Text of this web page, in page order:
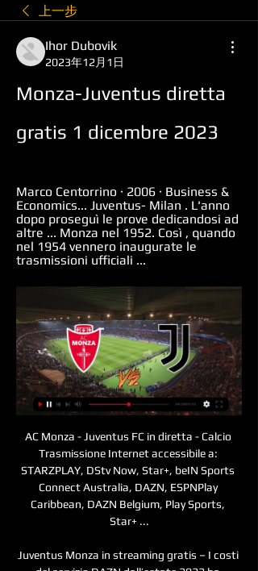
上一步
Ihor Dubovik
2023年12月1日
Monza-Juventus diretta
gratis 1 dicembre 2023
Marco Centorrino · 2006 · ‎Business &
Economics... Juventus- Milan . L'anno
dopo proseguì le prove dedicandosi ad
altre ... Monza nel 1952. Così , quando
nel 1954 vennero inaugurate le
trasmissioni ufficiali ...
AC Monza - Juventus FC in diretta - Calcio Trasmissione Internet accessibile a: STARZPLAY, DStv Now, Star+, beIN Sports Connect Australia, DAZN, ESPNPlay Caribbean, DAZN Belgium, Play Sports, Star+ ...

Juventus Monza in streaming gratis – I costi del servizio DAZN dall’estate 2022 ha introdotto 2 piani di abbonamento, STANDARD e PLUS con caratteristiche e possibilità differenti di fruizione dei contenuti sulla piattaforma DAZN (CLICCA QUI PER ABBONARTI). Inoltre, la piattaforma ha aggiunto il nuovo piano START a partire da gennaio 2023 e modificato i prezzi del listino: Chi usufruirà del piano STANDARD (dal 2 gennaio 2023 al costo di 29, 99 euro al mese con vincolo per 12 mesi; e al costo di 39, 99 euro al mese con pagamento mensile) potrà registrare fino a sei dispositivi e visualizzare contenuti in contemporanea su due device solo se entrambi connessi alla stessa rete internet della propria abitazione. Con il piano PLUS (dal 2 gennaio 2023 al costo di 44, 99 euro al mese con vincolo per 12 mesi; e al costo di 54, 99 euro al mese con pagamento mensile) invece si potrà registrare fino a sette dispositivi e vedere i contenuti in contemporanea su due device anche attraverso due reti internet differenti. 

Juventus Monza in streaming gratis? Come seguire la partita su DAZN La partita Juventus-Monza non sarà disponibile gratuitamente in Italia, come le altre del campionato di Serie A. La gara sarà trasmessa in diretta streaming da DAZN, il primo servizio di streaming live e on demand interamente dedicato allo sport (CLICCA QUI PER ABBONARTI). Juventus Monza in streaming gratis? Su DAZN anche Serie A e il grande calcio internazionale Abbonarsi a DAZN per un mese per seguire la partita Juventus-Monza (CLICCA QUI) è conveniente considerando che nel costo non è compresa solo la singola gara ma un intero mese di visione sulla piattaforma. Oltre a Juventus-Monza, sottoscrivendo l’abbonamento a DAZN, sarà possibile seguire anche tutta la Serie A TIM per un totale di 10 partite a giornata (7 in esclusiva e 3 in co-esclusiva). 

Dove vedere Juventus-MonzaLa sfida tra Juventus e Monza si gioca oggi, domenica 29 gennaio, alle 15 e sarà in diretta sulla app di DAZN e su ZONA DAZN, disponibile al canale 214 del telecomando Sky JUVE-MONZA LIVE I numeri di Juventus e Monza Dopo il successo per 1-0 nel match d’andata dello scorso 18 settembre contro i bianconeri, il Monza potrebbe diventare solo la seconda squadra nella storia della Serie A a vincere entrambe le sue prime due sfide contro la Juventus nel massimo campionato, dopo l’Inter nel 1930. La Juventus ha vinto cinque delle ultime sei partite contro squadre neopromosse in Serie A, perdendo solo contro il Monza nel periodo. 

Monza Juve streaming LIVE e diretta TV: dove vedere il match di Serie A valida per l’anticipa della 14esima giornata di campionato. La Juventus affronta, in trasferta, il Monza il 1° dicembre alle ore 20:45. Entrambe le squadre arrivano da un 1-1: contro l’Inter, in casa, i bianconeri (rete di Vlahovic), contro il Cagliari, in trasferta, i brianzoli (primo gol con la maglia del Monza per Maric). DOVE VEDERE MONZA-JUVE IN DIRETTA Monza-Juve sarà trasmessa in diretta streaming esclusiva su DAZN. La gara darà il via alla 14a giornata del campionato di Serie A. Al momento la Juventus è seconda, con 30 punti, il Monza nono, con 18 punti. 

Dove vedere Monza-Juventus, streaming gratis e diretta tv 2 giorni fa — Presentazione e come seguire in diretta tv e streaming Monza-Juventus.

Calcio: Juventus Risultati in diretta, Calendario, Risultati Monza. Juventus. 01.12. 11:45. Juventus. Napoli. 08.12. 11:45. Genoa. Juventus Juventus. Diretta.it Centro Live (disponibile per i campionati maggiori) ...

Monza-Juventus dove vederla: Sky o DAZN? Canale tv 12 ore fa — Monza-Juve apre la quattordicesima giornata di Serie A: le formazioni e dove vederla in tv e streaming.

Monza-Juventus streaming gratis: dove vedere la Serie A in Monza e Juventus si sfidano nella settima giornata di Serie A: info partita, diretta tv, streaming gratis e probabili formazioni.

A queste si aggiungono tutta la UEFA Europa League e i migliori match della UEFA Conference League, Serie B, LaLiga Santander, Copa Libertadores, Copa Sudamericana, FA Cup, Carabao Cup, MLS, oltre alla UEFA Women’s Champions League, e i contenuti di Inter TV, Milan TV e Juventus TV. [cfDaznWidgetSerieA] Inoltre, su DAZN c’è anche un’offerta multisport completa con il football americano della NFL, la MMA della UFC, la grande boxe di Matchroom, Golden Boy e le freccette. 

Il suo primo match è stato proprio quello del successo per 1-0 sui bianconeri, prima storica vittoria dei biancorossi nel massimo torneo. Dove vedere Juventus-Monza in tv La partita tra Juventus e Monza, valida per la 20^ giornata di Serie A, sarà trasmessa domenica 29 gennaio alle ore 15. 00 in diretta sulla app di DAZN, disponibile nella sezione App di Sky Q. 

Monza-Juventus dove vederla: Sky o DAZN? Canale tv, diretta streaming, formazioni. Monza-Juve apre la quattordicesima giornata di Serie A: le formazioni e dove vederla in tv e streaming. Dopo i pareggi ottenuti rispettivamente contro Cagliari ed Inter, Monza e Juventus si affrontano nell'anticipo della 14ª giornata di Serie A. Brianzoli a ridosso della zona Europa e ai quali la vittoria manca dal 5 novembre a Verona, mentre la squadra di Allegri con l'1-1 contro i nerazzurri è rimasta a -2 dalla vetta. Tutto su Monza-Juve: formazioni, canale tv della partita e dove vederla in diretta streaming. PROBABILI FORMAZIONI MONZA-JUVENTUS Pablo Marì scalpita per riprendersi una maglia in difesa al posto di Carboni, mentre per il resto Palladino dovrebbe puntare sul miglior 11 possibile, con Colombo sostenuto da Colpani e Mota Carvalho. 

Build software better, togetherDove vedere Monza – Juventus, quattordicesima giornata di Serie A in tv, in diretta e le probabili formazioni scelte dai due allenatori Monza - Juventus: dove vederla in diretta tv e le probabili formazioni Streaming:: https://usnews-daily. com/seria-a/ Dove guardare Monza - Juventus, Sky o Dazn? Le probabili formazioni della sfida in programma venerdì 1 dicembre 2023 all’U-Power Stadium di Monza, con calcio d’inizio alle ore 20:45. Nelle ultime sfide tra le due squadre, la Juventus non può di certo sorridere. Tre incroci lo scorso anno tra le due compagini, di cui uno solo a Monza, l’1-0 firmato Gytkjaer lo scorso 18 settembre 2022, coi bianconeri rimasti in dieci complice il rosso a Di Maria. 

Monza-Juventus, streaming gratis e diretta tv in chiaro? 1 giorno fa — Dove vedere Monza-Juventus, streaming gratis e diretta tv SKY o DAZN? Il match Monza-Juventus, valevole per la 14.a giornata di Serie A, sarà ...

A tutto questo, si aggiungono i canali Eurosport 1 HD e 2 HD con il ciclismo ed il grande tennis del Roland Garros, US Open e Australian Open. Offerta che si è ampliata a partire dal 2 gennaio 2023 grazie all’accordo raggiunto per l’acquisizione di Eleven Sports in Italia, con tutto il basket italiano e il meglio del basket europeo, l’NFL, la grande boxe, la UFC e il meglio del fighting internazionale. A questi sport è dedicata una nuova offerta: il pacchetto DAZN Start (vedi sotto). 

Juventus Monza in streaming gratis? Guarda la partita in 28 gen 2023 — La partita Juventus-Monza non sarà disponibile gratuitamente in Italia, come le altre del campionato di Serie A. La gara sarà trasmessa in ...

Più nel dettaglio, i bianconeri hanno mantenuto la porta inviolata in entrambi gli ultimi due match contro formazioni provenienti dalla Serie B: è dal periodo tra il febbraio 2016 e il maggio 2017 che i bianconeri non fanno meglio (nove clean sheet di fila in quel caso). Dal ritorno della Serie A a 20 squadre (2004/05), il Monza è la debuttante assoluta che ha fatto più punti nel girone d’andata del massimo campionato (22); i brianzoli sono in serie positiva da cinque giornate (2vittorie, 3 pareggi), la loro miglior striscia nel massimo torneo. Raffaele Palladino ha un passato da giocatore nella Juventus: tra Serie A e Serie B, 10 reti segnate in 51 presenze tra il 2006/07 e il 2007/08. Da quando è allenatore del Monza, i brianzoli hanno raccolto 21 punti in 13 gare di Serie A (solo sei squadre hanno fatto meglio nel periodo). 

Juventus Monza in streaming gratis? Guarda la partita in diretta | Calcio e FinanzaSe hai cliccato su questo articolo stai cercando un modo di vedere Juventus Monza in streaming gratis. Il match è in programma domenica 29 gennaio 2023, alle ore 15. 00. Remake della sfida di Coppa Italia, vinta 2-1 dai bianconeri grazie al sigillo di Federico Chiesa, che dovrebbe tornare titolare proprio per questa sfida. Allegri e i suoi danno la caccia a una vittoria che gli permetterebbe di scalare la classifica, resa ostica dalla penalizzazione di 15 punti. Brianzoli che, dall’altra parte, voglio replicare l’imprevisto dell’andata, quando si imposero per 1-0 grazie al gol di Gytkjaer che rese indimenticabile l’esordio di Palladino sulla panchina biacorossa. 

Fu la prima storica vittoria del Monza in Serie A, coi brianzoli capaci di espugnare anche lo Stadium al ritorno (0-2) grazie alle reti di Ciurria e Dany Mota Carvalho. Unica vittoria bianconera in coppa Italia (2-1) con rete decisiva di Federico Chiesa, la prima dopo il rientro dal brutto infortunio al legamento crociato. Juventus che, in caso di vittoria, salirebbe al primo posto in attesa dell’Inter, impegnata a Napoli domenica sera. Diretta tv e streaming, Monza – Juventus: Partita: Monza - Juventus Dove: U-Power Stadium, Monza Data: venerdì 1 dicembre Ora: 20:45 Canale tv: 214 di Sky Streaming: DAZN Competizione: Serie A Monza-Juve streaming LIVE e diretta TV: dove vedere il match di Serie A. 

Radiocronaca Diretta: Monza - Juventus tra 8 ore — Radiocronaca Diretta: Monza - Juventus. Monza. X. Juventus. 01 Dicembre 2023 Più di 2300 stazioni radio italiane gratis. Le migliori stazioni ...

Monza-Juventus (Serie A): guardala in diretta streaming 18 set 2022 — Monza-Ju